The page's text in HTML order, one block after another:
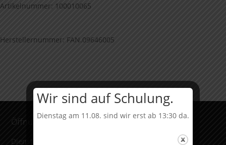
Artikelnummer: 100010065
Herstellernummer: FAN.09646005
Öffnungszeiten & Adresse
Dienstag bis Donnerstag
Wir sind auf Schulung.
Dienstag am 11.08. sind wir erst ab 13:30 da.